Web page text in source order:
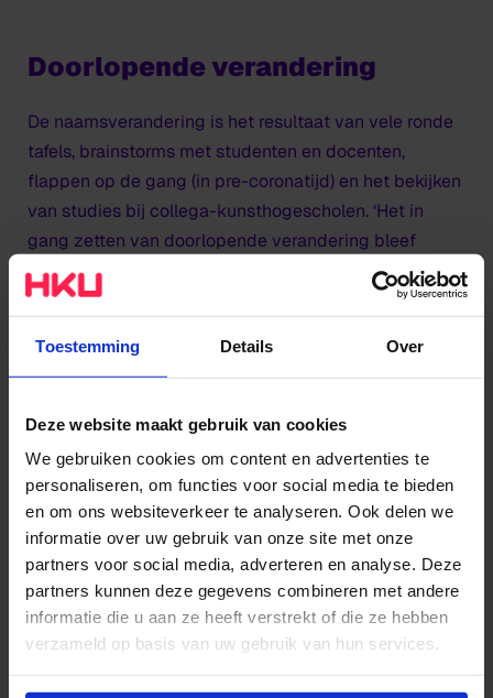
Toestemming Details Over
Deze website maakt gebruik van cookies
We gebruiken cookies om content en advertenties te
personaliseren, om functies voor social media te bieden
en om ons websiteverkeer te analyseren. Ook delen we
informatie over uw gebruik van onze site met onze
partners voor social media, adverteren en analyse. Deze
partners kunnen deze gegevens combineren met andere
informatie die u aan ze heeft verstrekt of die ze hebben
verzameld op basis van uw gebruik van hun services.
Doorlopende verandering
De naamsverandering is het resultaat van vele ronde
tafels, brainstorms met studenten en docenten,
flappen op de gang (in pre-coronatijd) en het bekijken
van studies bij collega-kunsthogescholen. ‘Het in
gang zetten van doorlopende verandering bleef
centraal staan,’ legt Agnes uit. ‘Het begrip
transformation
drukt dat precies uit en is daarom heel
innovationgaan – vandaar de naam van de bachelor:
de school als geheel voor het meer overkoepelende
transformation als kernbegrip.’
De drie opleidingen van HKU Creative Transformation
hebben hetzelfde doel: studenten afleveren die met
hun creativiteit transformaties op gang brengen.
Agnes: ‘Het gaat daarbij niet zozeer om het eigen
makerschap, maar om het regisserend
ontwerperschap. Onze studenten moeten in staat zijn
al ontwerpend de regie te voeren over complexe